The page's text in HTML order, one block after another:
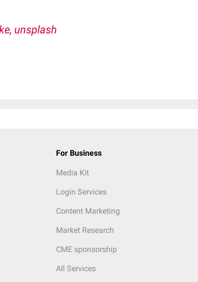
unsplash
For Business
Media Kit
Login Services
Content Marketing
Market Research
CME sponsorship
All Services